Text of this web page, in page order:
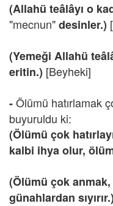
(Allahü teâlâyı o
"mecnun"desinler.)
(Yemeği Allahü
eritin.) [Beyheki]
-Ölümü hatırlamak
buyuruldu ki:
(Ölümü çok
kalbi ihya olur,
(Ölümü çok
günahlardan sıyırır.)